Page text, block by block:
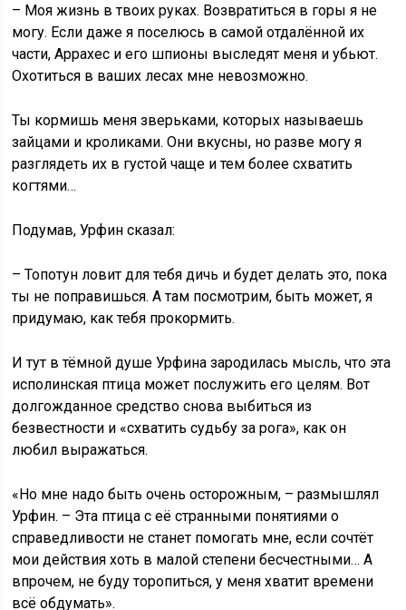
– Моя жизнь в твоих руках. Возвратиться в горы я не
могу. Если даже я поселюсь в самой отдалённой их
части, Аррахес и его шпионы выследят меня и убьют.
Охотиться в ваших лесах мне невозможно.
Ты кормишь меня зверьками, которых называешь
зайцами и кроликами. Они вкусны, но разве могу я
разглядеть их в густой чаще и тем более схватить
когтями…
Подумав, Урфин сказал:
– Топотун ловит для тебя дичь и будет делать это, пока
ты не поправишься. А там посмотрим, быть может, я
придумаю, как тебя прокормить.
И тут в тёмной душе Урфина зародилась мысль, что эта
исполинская птица может послужить его целям. Вот
долгожданное средство снова выбиться из
безвестности и «схватить судьбу за рога», как он
любил выражаться.
«Но мне надо быть очень осторожным, – размышлял
Урфин. – Эта птица с её странными понятиями о
справедливости не станет помогать мне, если сочтёт
мои действия хоть в малой степени бесчестными… А
впрочем, не буду торопиться, у меня хватит времени
всё обдумать».